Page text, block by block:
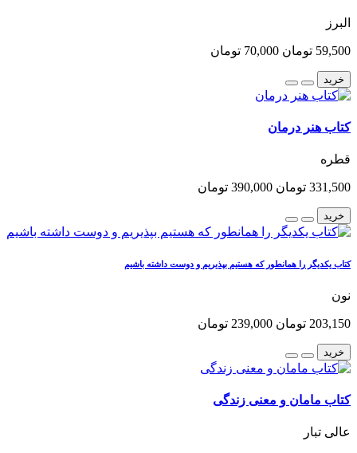
البرز
59,500 تومان 70,000 تومان
خرید
کتاب هنر درمان
قطره
331,500 تومان 390,000 تومان
خرید
کتاب یکدیگر را همانطور که هستیم بپذیریم و دوست داشته باشیم
نون
203,150 تومان 239,000 تومان
خرید
کتاب مامان و معنی زندگی
عالی تبار